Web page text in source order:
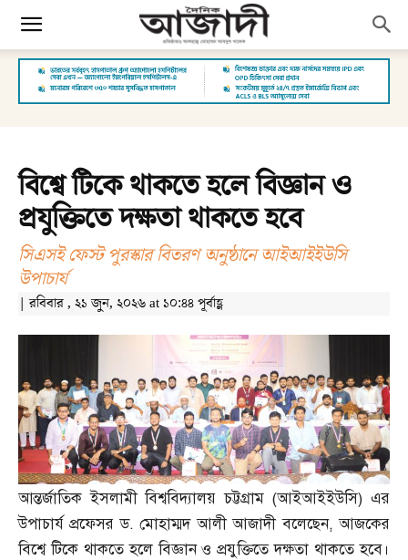
বিশ্বে টিকে থাকতে হলে বিজ্ঞান ও
প্রযুক্তিতে দক্ষতা থাকতে হবে
সিএসই ফেস্ট পুরস্কার বিতরণ অনুষ্ঠানে আইআইইউসি
উপাচার্য
| রবিবার , ২১ জুন, ২০২৬ at ১০:৪৪ পূর্বাহ্ণ
আন্তর্জাতিক ইসলামী বিশ্ববিদ্যালয় চট্টগ্রাম (আইআইইউসি)এর
উপাচার্য প্রফেসর ড.মোহাম্মদ আলী আজাদী বলেছেন,আজকের
বিশ্বে টিকে থাকতে হলে বিজ্ঞান ও প্রযুক্তিতে দক্ষতা থাকতে হবে।